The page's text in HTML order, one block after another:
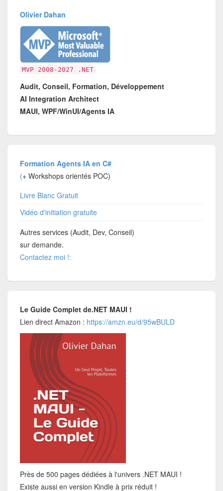
Olivier Dahan
MVP 2008-2027 .NET
Audit, Conseil, Formation, Développement
AI Integration Architect
MAUI, WPF/WinUI/Agents IA
Formation Agents IA en C#
(+ Workshops orientés POC)
Livre Blanc Gratuit
Vidéo d'initiation gratuite
Autres services (Audit, Dev, Conseil)
sur demande.
Contactez moi !:
Le Guide Complet de.NET MAUI !
Lien direct Amazon : https://amzn.eu/d/95wBULD
Près de 500 pages dédiées à l'univers .NET MAUI !
Existe aussi en version Kindle à prix réduit !